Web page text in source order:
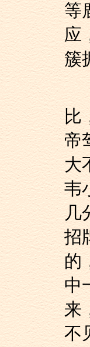
等
应
簇
那
比
帝
大
韦
几
招
的
中
来
不